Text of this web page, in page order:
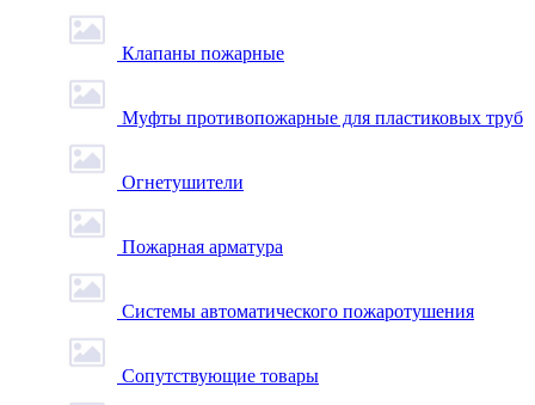
Клапаны пожарные
Муфты противопожарные для пластиковых труб
Огнетушители
Пожарная арматура
Системы автоматического пожаротушения
Сопутствующие товары